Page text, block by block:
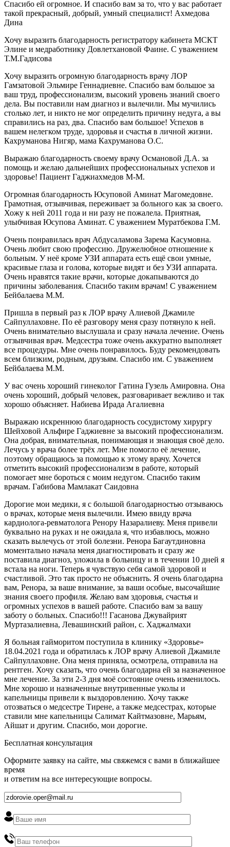
Спасибо ей огромное. И спасибо вам за то, что у вас работает
такой прекрасный, добрый, умный специалист! Ахмедова
Дина
Хочу выразить благодарность регистратору кабинета МСКТ
Элине и медработнику Довлетхановой Фаине. С уважением
Т.М.Гадисова
Хочу выразить огромную благодарность врачу ЛОР
Гамзатовой Эльмире Геннадиевне. Спасибо вам большое за
ваш труд, профессионализм, высокий уровень знаний своего
дела. Вы поставили нам диагноз и вылечили. Мы мучились
столько лет, и никто не мог определить причину недуга, а вы
справились на раз, два. Спасибо вам большое! Успехов в
вашем нелегком труде, здоровья и счастья в личной жизни.
Кахруманова Нигяр, мама Кахруманова О.С.
Выражаю благодарность своему врачу Османовой Д.А. за
помощь и желаю дальнейших профессиональных успехов и
здоровье! Пациент Гаджиахмедов М-М.
Огромная благодарность Юсуповой Аминат Магомедовне.
Грамотная, отзывчивая, переживает за больного как за своего.
Хожу к ней 2011 года и ни разу не пожалела. Приятная,
улыбчивая Юсупова Аминат. С уважением Муратбекова Г.М.
Очень понравилась врач Абдусаламова Зарема Касумовна.
Очень любит свою профессию. Дружелюбное отношение к
больным. У неё кроме УЗИ аппарата есть ещё свои умные,
красивые глаза и голова, которые видят и без УЗИ аппарата.
Очень нравятся такие врачи, которые докапываются до
причины заболевания. Спасибо таким врачам! С уважением
Бейбалаева М.М.
Пришла в первый раз к ЛОР врачу Алиевой Джамиле
Сайпуллаховне. По её разговору меня сразу потянуло к ней.
Очень внимательно выслушала и сразу начала лечение. Очень
отзывчивая врач. Медсестра тоже очень аккуратно выполняет
все процедуры. Мне очень понравилось. Буду рекомендовать
всем близким, родным, друзьям. Спасибо им. С уважением
Бейбалаева М.М.
У вас очень хороший гинеколог Гатина Гузель Амировна. Она
очень хороший, добрый человек, разговаривает вежливо и так
хорошо объясняет. Набиева Ирада Агалиевна
Выражаю искреннюю благодарность сосудистому хирургу
Шейховой Альфире Гаджиевне за высокий профессионализм.
Она добрая, внимательная, понимающая и знающая своё дело.
Лечусь у врача более трёх лет. Мне помогло её лечение,
поэтому обращаюсь за помощью к этому врачу. Хочется
отметить высокий профессионализм в работе, который
помогает мне бороться с моим недугом. Спасибо таким
врачам. Габибова Мамлакат Саидовна
Дорогие мои медики, я с большой благодарностью отзываюсь
о врачах, которые меня вылечили. Имею ввиду врача
кардиолога-ревматолога Ренору Назаралиеву. Меня привели
буквально на руках и не ожидала я, что избавлюсь, можно
сказать вылечусь от этой болезни. Ренора Багаутдиновна
моментально начала меня диагностировать и сразу же
поставила диагноз, уложила в больницу и в течении 10 дней я
встала на ноги. Теперь я чувствую себя самой здоровой и
счастливой. Это так просто не объяснить. Я очень благодарна
вам, Ренора, за ваше внимание, за ваши особые, высочайшие
знания своего профиля. Желаю вам здоровья, счастья и
огромных успехов в вашей работе. Спасибо вам за вашу
заботу о больных. Спасибо!!! Гасанова Джувайрият
Муртазалиевна, Левашинский район, с. Хаджалмахи
Я больная гайморитом поступила в клинику «Здоровье»
18.04.2021 года и обратилась к ЛОР врачу Алиевой Джамиле
Сайпуллаховне. Она меня приняла, осмотрела, отправила на
рентген. Хочу сказать, что очень благодарна ей за назначенное
мне лечение. За эти 2-3 дня моё состояние очень изменилось.
Мне хорошо и назначенные внутривенные уколы и
капельницы привели к выздоровлению. Хочу также
отозваться о медсестре Тирене, а также медсестрах, которые
ставили мне капельницы Салимат Кайтмазовне, Марьям,
Айшат и другим. Спасибо, мои дорогие.
Бесплатная консультация
Оформите заявку на сайте, мы свяжемся с вами в ближайшее
время
и ответим на все интересующие вопросы.